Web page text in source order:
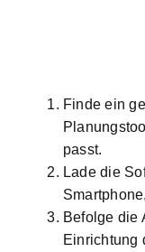
Finde ein
passt.
Lade die
Befolge die
Einrichtung